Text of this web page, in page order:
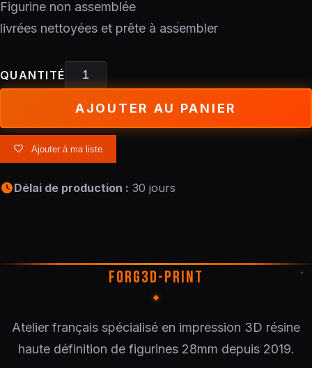
Figurine non assemblée
livrées nettoyées et prête à assembler
QUANTITÉ
AJOUTER AU PANIER
Ajouter à ma liste
Délai de production : 30 jours
FORG3D-PRINT
Atelier français spécialisé en impression 3D résine
haute définition de figurines 28mm depuis 2019.